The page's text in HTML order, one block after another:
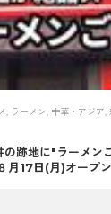
, ラーメン, 中華・アジア
の跡地に"ラーメン
月17日(月)オープ